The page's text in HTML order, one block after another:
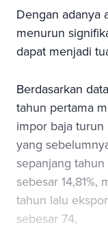
Dengan adanya
menurun
dapat menjadi
Berdasarkan
tahun pertama
impor baja turun
yang
sepanjang
sebesar 14,81%,
tahun lalu
sebesar 74,